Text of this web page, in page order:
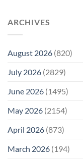
ARCHIVES
August 2026 (820)
July 2026 (2829)
June 2026 (1495)
May 2026 (2154)
April 2026 (873)
March 2026 (194)